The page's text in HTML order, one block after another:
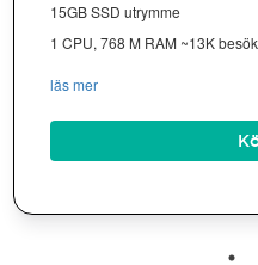
15GB SSD utrymme
1 CPU, 768 M RAM ~13K
läs mer